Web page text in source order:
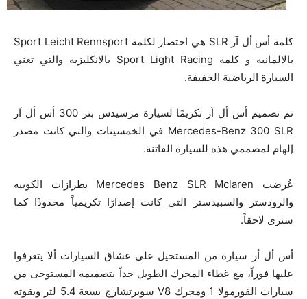
كلمة أس أل آر SLR هي اختصار لكلمة Sport Leicht Rennsport
بالالمانية و كلمة Sport Light Racing بالانكليزية والتي تعني
السيارة الرياضية الخفيفة.
تم تصميم أس أل آر تكريمًا لسيارة مرسيدس بنز 300 أس أل آر
Mercedes-Benz 300 SLR في الخمسينات والتي كانت مصدر
إلهام لمصممي هذه للسيارة الفاتنة.
عُرضت Mercedes Benz SLR Mclaren بطرازات الكوبيه
والرودستر والسبيدستر التي كانت إصدارًا تكريمياً محدودًا كما
سنرى لاحقاً.
أس أل أر سيارة من المستحيل على عشاق السيارات ألا يتعرفوا
عليها فوراً، مع غطاء المحرك الطويل جداً بتصميمه المستوحى من
سيارات الفورمولا 1 ومحرك V8 سوبرتشارج بسعة 5.4 لتر وبقوته